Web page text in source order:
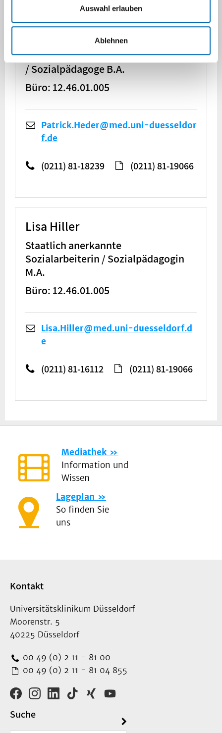
Auswahl erlauben
Ablehnen
Patrick Heder
Staatlich anerkannter Sozialarbeiter
/ Sozialpädagoge B.A.
Büro: 12.46.01.005
Patrick.Heder@med.uni-duesseldor
f.de
(0211) 81-18239 (0211) 81-19066
Lisa Hiller
Staatlich anerkannte
Sozialarbeiterin / Sozialpädagogin
M.A.
Büro: 12.46.01.005
Lisa.Hiller@med.uni-duesseldorf.d
e
(0211) 81-16112 (0211) 81-19066
Mediathek
Information und
Wissen
Lageplan
So finden Sie
uns
Kontakt
Universitätsklinikum Düsseldorf
Moorenstr. 5
40225 Düsseldorf
00 49 (0) 2 11 - 81 00
00 49 (0) 2 11 - 81 04 855
Suche